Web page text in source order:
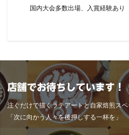
国内大会多数出場、入賞経験あり
店舗でお待ちしています！
注ぐだけで描くラテアートと自家焙煎ス
「次に向かう人々を後押しする一杯を」